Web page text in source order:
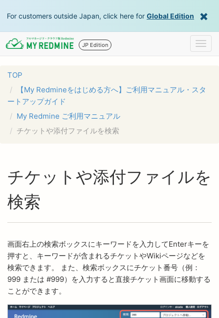
For customers outside Japan, click here for Global Edition
JP Edition
TOP
【My Redmineをはじめる方へ】ご利用マニュアル・スタ
ートアップガイド
My Redmine ご利用マニュアル
チケットや添付ファイルを検索
チケットや添付ファイルを
検索
画面右上の検索ボックスにキーワードを入力してEnterキーを
押すと、キーワードが含まれるチケットやWikiページなどを
検索できます。 また、検索ボックスにチケット番号（例：
999 または #999）を入力すると直接チケット画面に移動する
ことができます。